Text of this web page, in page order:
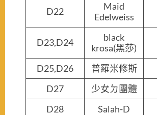
D22
Maid
Edelweiss
D23,D24
black
krosa(黑莎)
D25,D26 普羅米修斯
D27
少女ㄉ團體
D28
Salah-D